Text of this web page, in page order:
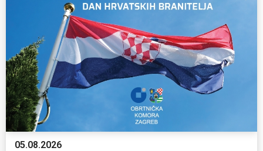
05.08.2026